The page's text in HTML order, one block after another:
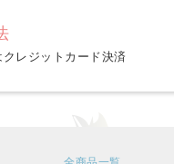
レジットカード決済